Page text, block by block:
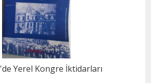
Yerel Kongre İktidarları